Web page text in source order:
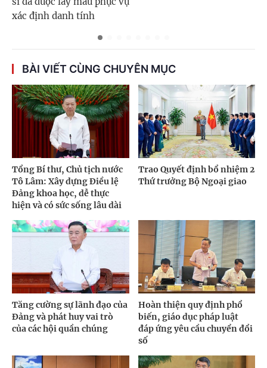
xác định danh tính
BÀI VIẾT CÙNG CHUYÊN MỤC
Tổng Bí thư, Chủ tịch nước
Tô Lâm: Xây dựng Điều lệ
Đảng khoa học, dễ thực
hiện và có sức sống lâu dài
Trao Quyết định bổ nhiệm 2
Thứ trưởng Bộ Ngoại giao
Tăng cường sự lãnh đạo của
Đảng và phát huy vai trò
của các hội quần chúng
Hoàn thiện quy định phổ
biến, giáo dục pháp luật
đáp ứng yêu cầu chuyển đổi
số